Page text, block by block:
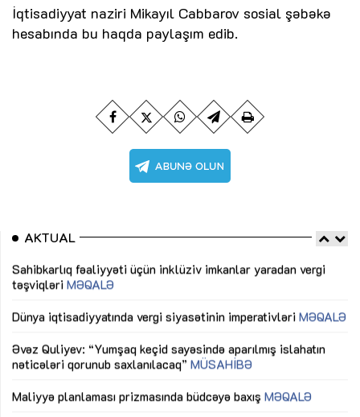
İqtisadiyyat naziri Mikayıl Cabbarov sosial şəbəkə
hesabında bu haqda paylaşım edib.
AKTUAL
Sahibkarlıq fəaliyyəti üçün inklüziv imkanlar yaradan vergi
təşviqləri MƏQALƏ
Dünya iqtisadiyyatında vergi siyasətinin imperativləri MƏQALƏ
Əvəz Quliyev: “Yumşaq keçid sayəsində aparılmış islahatın
nəticələri qorunub saxlanılacaq” MÜSAHİBƏ
Maliyyə planlaması prizmasında büdcəyə baxış MƏQALƏ